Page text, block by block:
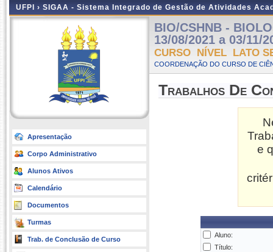
UFPI › SIGAA - Sistema Integrado de Gestão de Atividades
Apresentação
Corpo Administrativo
Alunos Ativos
Calendário
Documentos
Turmas
Trab. de Conclusão de Curso
BIO/CSHNB -
13/08/2021 a 03/11/
CURSO NÍVEL LATO
COORDENAÇÃO DO CURSO DE
Trabalhos De
e
Aluno:
Título: